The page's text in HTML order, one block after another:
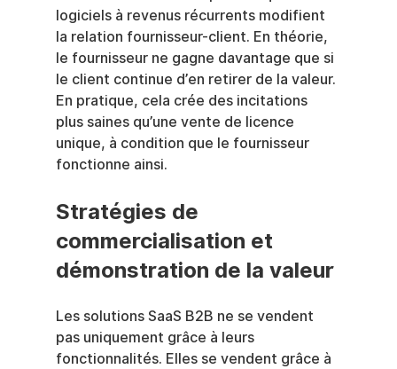
logiciels à revenus récurrents modifient
la relation fournisseur-client. En théorie,
le fournisseur ne gagne davantage que si
le client continue d’en retirer de la valeur.
En pratique, cela crée des incitations
plus saines qu’une vente de licence
unique, à condition que le fournisseur
fonctionne ainsi.
Stratégies de
commercialisation et
démonstration de la valeur
Les solutions SaaS B2B ne se vendent
pas uniquement grâce à leurs
fonctionnalités. Elles se vendent grâce à